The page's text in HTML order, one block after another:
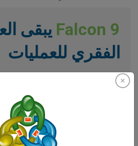
Falcon 9 يبقى
الفقري للعمليات
أصبح الصاروخ القابل لإعادة
الإطلاق موثوقيةً في الصناعة، إذ يدعم